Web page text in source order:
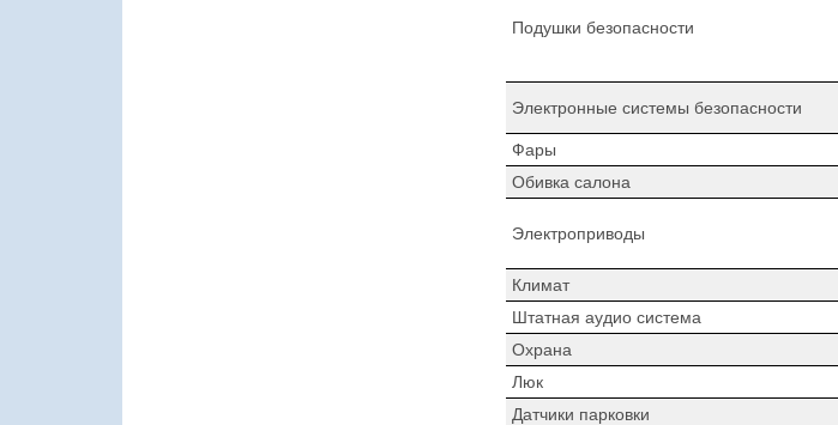
Подушки безопасности
Электронные системы безопасности
Фары
Обивка салона
Электроприводы
Климат
Штатная аудио система
Охрана
Люк
Датчики парковки